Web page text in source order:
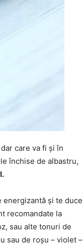
care va fi și în
închise de albastru,
și te duce
recomandate la
sau alte tonuri de
sau de roșu – violet –